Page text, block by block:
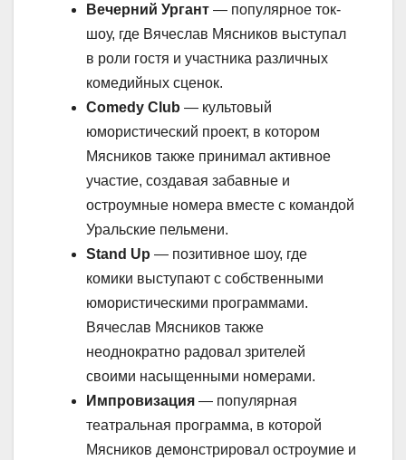
Вечерний Ургант — популярное ток-
шоу, где Вячеслав Мясников выступал
в роли гостя и участника различных
комедийных сценок.
Comedy Club — культовый
юмористический проект, в котором
Мясников также принимал активное
участие, создавая забавные и
остроумные номера вместе с командой
Уральские пельмени.
Stand Up — позитивное шоу, где
комики выступают с собственными
юмористическими программами.
Вячеслав Мясников также
неоднократно радовал зрителей
своими насыщенными номерами.
Импровизация — популярная
театральная программа, в которой
Мясников демонстрировал остроумие и